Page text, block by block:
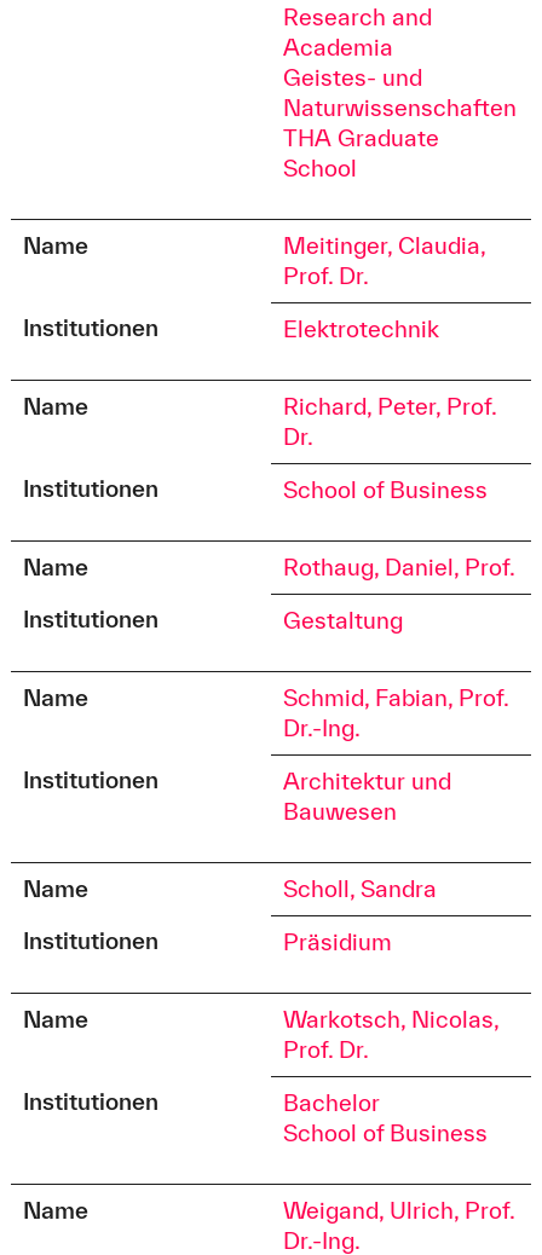
Research and
Academia
Geistes- und
Naturwissenschaften
THA Graduate
School
Name
Meitinger, Claudia,
Prof. Dr.
Institutionen
Elektrotechnik
Name
Richard, Peter, Prof.
Dr.
Institutionen
School of Business
Name
Rothaug, Daniel, Prof.
Institutionen
Gestaltung
Name
Schmid, Fabian, Prof.
Dr.-Ing.
Institutionen
Architektur und
Bauwesen
Name
Scholl, Sandra
Institutionen
Präsidium
Name
Warkotsch, Nicolas,
Prof. Dr.
Institutionen
Bachelor
School of Business
Name
Weigand, Ulrich, Prof.
Dr.-Ing.